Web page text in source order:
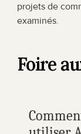
projets de
examinés.
Foire